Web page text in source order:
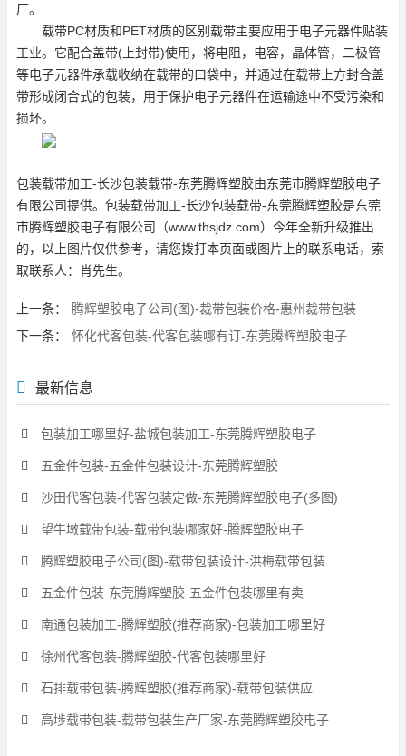
厂。
载带PC材质和PET材质的区别载带主要应用于电子元器件贴装
工业。它配合盖带(上封带)使用，将电阻，电容，晶体管，二极管
等电子元器件承载收纳在载带的口袋中，并通过在载带上方封合盖
带形成闭合式的包装，用于保护电子元器件在运输途中不受污染和
损坏。
包装载带加工-长沙包装载带-东莞腾辉塑胶由东莞市腾辉塑胶电子
有限公司提供。包装载带加工-长沙包装载带-东莞腾辉塑胶是东莞
市腾辉塑胶电子有限公司（www.thsjdz.com）今年全新升级推出
的，以上图片仅供参考，请您拨打本页面或图片上的联系电话，索
取联系人：肖先生。
上一条：
腾辉塑胶电子公司(图)-裁带包装价格-惠州裁带包装
下一条：
怀化代客包装-代客包装哪有订-东莞腾辉塑胶电子
最新信息
包装加工哪里好-盐城包装加工-东莞腾辉塑胶电子
五金件包装-五金件包装设计-东莞腾辉塑胶
沙田代客包装-代客包装定做-东莞腾辉塑胶电子(多图)
望牛墩载带包装-载带包装哪家好-腾辉塑胶电子
腾辉塑胶电子公司(图)-载带包装设计-洪梅载带包装
五金件包装-东莞腾辉塑胶-五金件包装哪里有卖
南通包装加工-腾辉塑胶(推荐商家)-包装加工哪里好
徐州代客包装-腾辉塑胶-代客包装哪里好
石排载带包装-腾辉塑胶(推荐商家)-载带包装供应
高埗载带包装-载带包装生产厂家-东莞腾辉塑胶电子